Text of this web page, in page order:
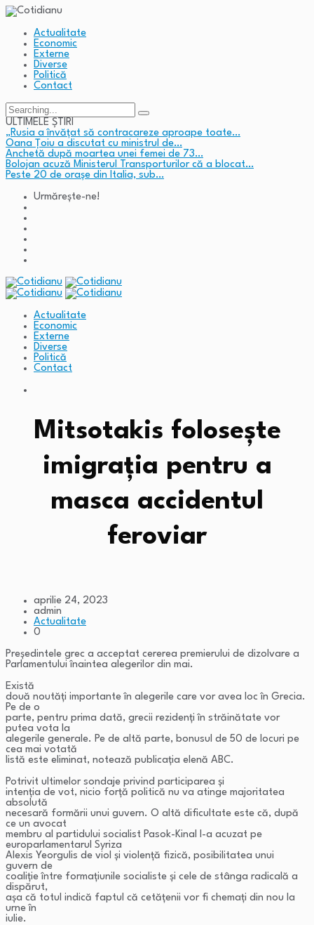
Actualitate
Economic
Externe
Diverse
Politică
Contact
Search
for:
ULTIMELE ȘTIRI
„Rusia a învățat să contracareze aproape toate…
Oana Țoiu a discutat cu ministrul de…
Anchetă după moartea unei femei de 73…
Bolojan acuză Ministerul Transporturilor că a blocat…
Peste 20 de orașe din Italia, sub…
Urmărește-ne!
Actualitate
Economic
Externe
Diverse
Politică
Contact
Mitsotakis folosește
imigrația pentru a
masca accidentul
feroviar
aprilie 24, 2023
admin
Actualitate
0
Președintele grec a acceptat cererea premierului de dizolvare a
Parlamentului înaintea alegerilor din mai.
Există
două noutăți importante în alegerile care vor avea loc în Grecia.
Pe de o
parte, pentru prima dată, grecii rezidenți în străinătate vor
putea vota la
alegerile generale. Pe de altă parte, bonusul de 50 de locuri pe
cea mai votată
listă este eliminat, notează publicația elenă ABC.
Potrivit ultimelor sondaje privind participarea și
intenția de vot, nicio forță politică nu va atinge majoritatea
absolută
necesară formării unui guvern. O altă dificultate este că, după
ce un avocat
membru al partidului socialist Pasok-Kinal l-a acuzat pe
europarlamentarul Syriza
Alexis Yeorgulis de viol și violență fizică, posibilitatea unui
guvern de
coaliție între formațiunile socialiste și cele de stânga radicală a
dispărut,
așa că totul indică faptul că cetățenii vor fi chemați din nou la
urne în
iulie.